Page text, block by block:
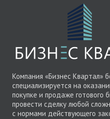
Компания «Бизнес Квартал»
специализируется на
покупке и продаже готового
провести сделку любой
с нормами действующего